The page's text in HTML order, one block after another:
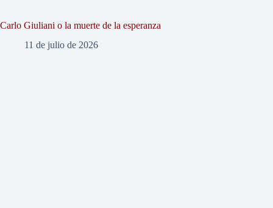
Carlo Giuliani o la muerte de la esperanza
11 de julio de 2026